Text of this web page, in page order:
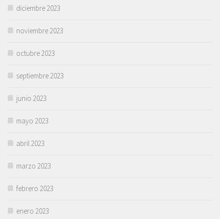
diciembre 2023
noviembre 2023
octubre 2023
septiembre 2023
junio 2023
mayo 2023
abril 2023
marzo 2023
febrero 2023
enero 2023